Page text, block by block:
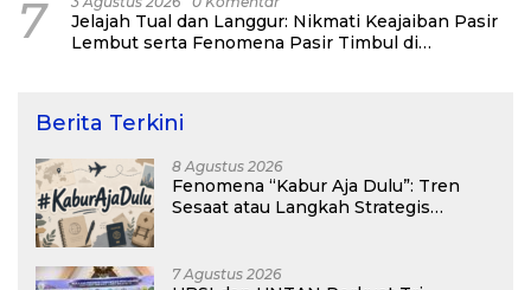
7
Jelajah Tual dan Langgur: Nikmati Keajaiban Pasir
Lembut serta Fenomena Pasir Timbul di
Berita Terkini
8 Agustus 2026
Fenomena “Kabur Aja Dulu”: Tren
Sesaat atau Langkah Strategis
7 Agustus 2026